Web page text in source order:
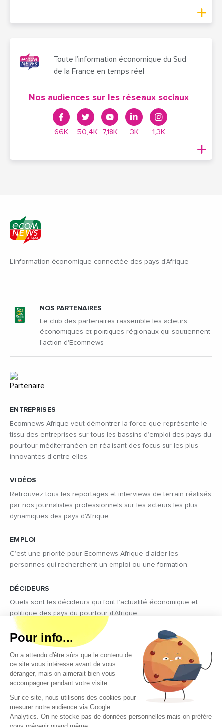
Toute l’information économique du Sud
de la France en temps réel
Nos audiences sur les réseaux sociaux
66K 50,4K 7,18K 3K 1,3K
L'information économique connectée des pays d'Afrique
ENTREPRISES
Ecomnews Afrique veut démontrer la force que représente le
tissu des entreprises sur tous les bassins d’emploi des pays du
pourtour méditerranéen en réalisant des focus sur les plus
innovantes d’entre elles.
VIDÉOS
Retrouvez tous les reportages et interviews de terrain réalisés
par nos journalistes professionnels sur les acteurs les plus
dynamiques des pays d'Afrique.
EMPLOI
C’est une priorité pour Ecomnews Afrique d’aider les
personnes qui recherchent un emploi ou une formation.
DÉCIDEURS
Quels sont les décideurs qui font l’actualité économique et
politique des pays du pourtour d'Afrique.
NOS PARTENAIRES
Le club des partenaires rassemble les acteurs
économiques et politiques régionaux qui soutiennent
l'action d'Ecomnews
Copyright © 2026 - Tous droits réservés